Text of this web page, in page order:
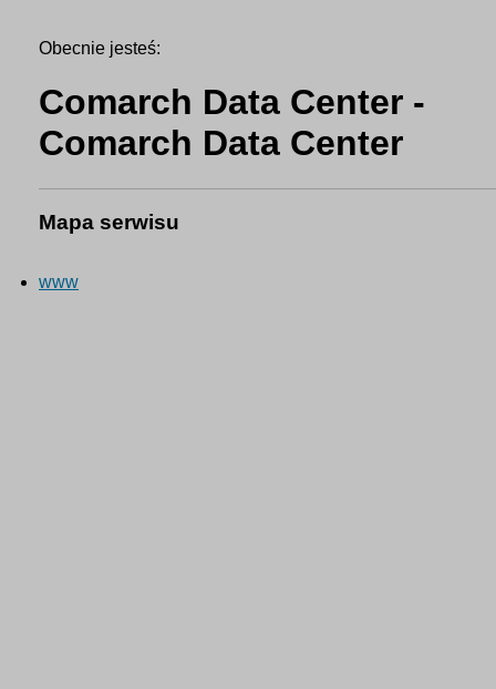
Obecnie jesteś:
Comarch Data Center -
Comarch Data Center
Mapa serwisu
www